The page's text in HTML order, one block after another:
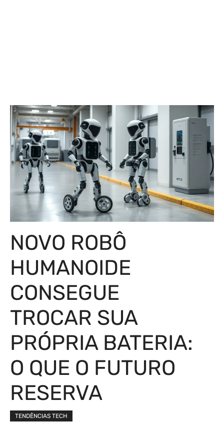
NOVO ROBÔ
HUMANOIDE
CONSEGUE
TROCAR SUA
PRÓPRIA BATERIA:
O QUE O FUTURO
RESERVA
TENDÊNCIAS TECH